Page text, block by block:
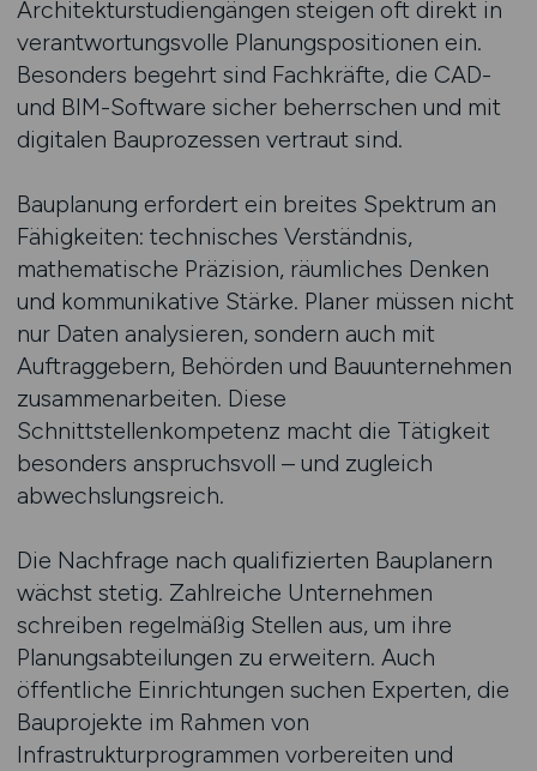
Architekturstudiengängen steigen oft direkt in
verantwortungsvolle Planungspositionen ein.
Besonders begehrt sind Fachkräfte, die CAD-
und BIM-Software sicher beherrschen und mit
digitalen Bauprozessen vertraut sind.
Bauplanung erfordert ein breites Spektrum an
Fähigkeiten: technisches Verständnis,
mathematische Präzision, räumliches Denken
und kommunikative Stärke. Planer müssen nicht
nur Daten analysieren, sondern auch mit
Auftraggebern, Behörden und Bauunternehmen
zusammenarbeiten. Diese
Schnittstellenkompetenz macht die Tätigkeit
besonders anspruchsvoll – und zugleich
abwechslungsreich.
Die Nachfrage nach qualifizierten Bauplanern
wächst stetig. Zahlreiche Unternehmen
schreiben regelmäßig Stellen aus, um ihre
Planungsabteilungen zu erweitern. Auch
öffentliche Einrichtungen suchen Experten, die
Bauprojekte im Rahmen von
Infrastrukturprogrammen vorbereiten und